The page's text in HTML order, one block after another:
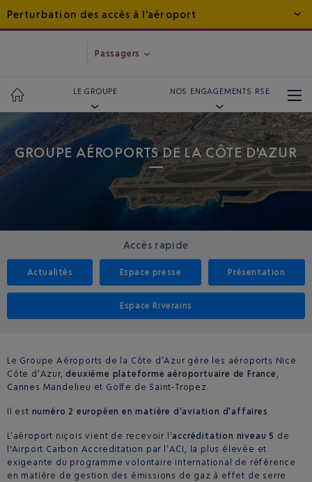
Perturbation des accès à l'aéroport
Passagers
LE GROUPE NOS ENGAGEMENTS RSE
GROUPE AÉROPORTS DE LA CÔTE D'AZUR
Accès rapide
Actualités Espace presse Présentation
Espace Riverains
Le Groupe Aéroports de la Côte d’Azur gère les aéroports Nice
Côte d’Azur,deuxième plateforme aéroportuaire de France ,
Cannes Mandelieu et Golfe de Saint-Tropez.
Il est numéro 2 européen en matière d’aviation d’affaires .
L’aéroport niçois vient de recevoir l’accréditation niveau 5 de
l'Airport Carbon Accreditation par l’ACI, la plus élevée et
exigeante du programme volontaire international de référence
en matière de gestion des émissions de gaz à effet de serre